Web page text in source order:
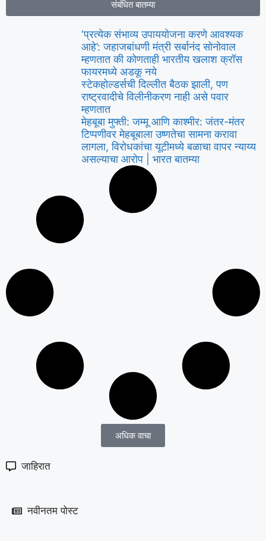
संबंधित बातम्या
‘प्रत्येक संभाव्य उपाययोजना करणे आवश्यक
आहे’: जहाजबांधणी मंत्री सर्बानंद सोनोवाल
म्हणतात की कोणताही भारतीय खलाश क्रॉस
फायरमध्ये अडकू नये
स्टेकहोल्डर्सची दिल्लीत बैठक झाली, पण
राष्ट्रवादीचे विलीनीकरण नाही असे पवार
म्हणतात
मेहबूबा मुफ्ती: जम्मू आणि काश्मीर: जंतर-मंतर
टिप्पणीवर मेहबूबाला उष्णतेचा सामना करावा
लागला, विरोधकांचा यूटीमध्ये बळाचा वापर न्याय्य
असल्याचा आरोप | भारत बातम्या
अधिक वाचा
जाहिरात
नवीनतम पोस्ट